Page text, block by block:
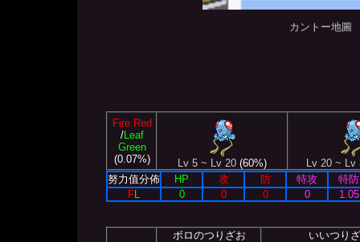
カントー地圖
Fire Red
/Leaf
Green
(0.07%)
Lv 5 ~ Lv 20 (60%)
Lv 20 ~ Lv
努力值分佈
HP 攻 防 特攻
特防
FL 0 0 0 0 1.05
ボロのつりざお いいつり